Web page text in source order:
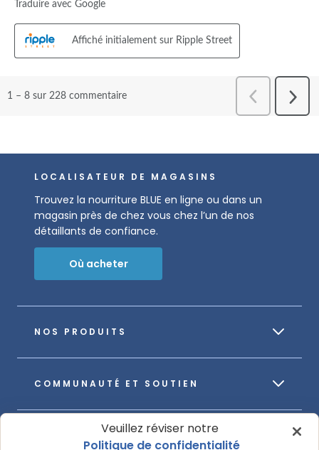
NOS PRODUITS
COMMUNAUTÉ ET SOUTIEN
À PROPOS DE NOTRE ENTREPRISE
LOCALISATEUR DE MAGASINS
Trouvez la nourriture BLUE en ligne ou dans un
magasin près de chez vous chez l’un de nos
détaillants de confiance.
Où acheter
Veuillez réviser notre
Politique de confidentialité